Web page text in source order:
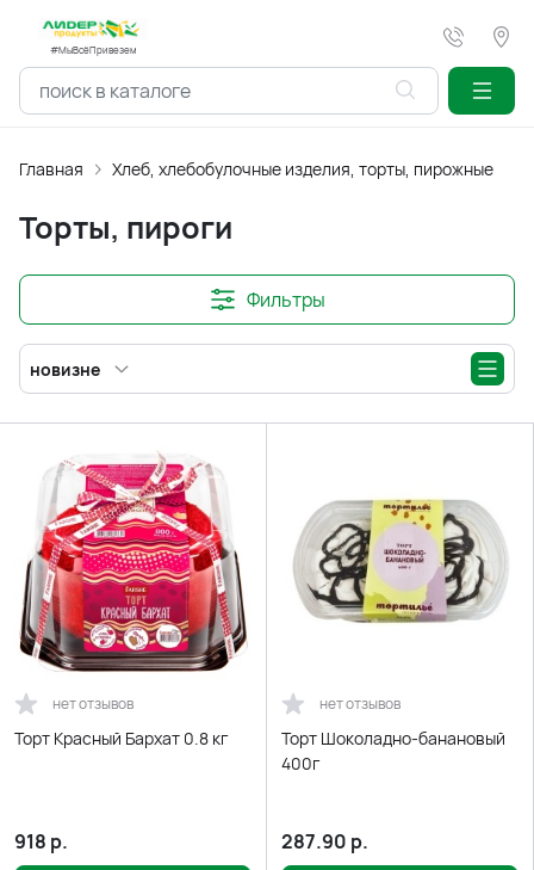
#МыВсёПривезем
Главная Хлеб, хлебобулочные изделия, торты, пирожные
Торты, пироги
Фильтры
новизне
нет отзывов
Торт Красный Бархат 0.8 кг
918 р.
нет отзывов
Торт Шоколадно-банановый
400г
287.90 р.